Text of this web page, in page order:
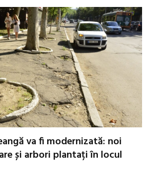
va fi modernizată: noi
și arbori plantați în locul